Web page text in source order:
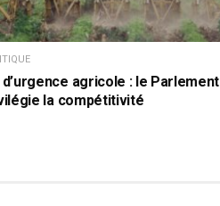
d’urgence agricole : le Parlement
la compétitivité